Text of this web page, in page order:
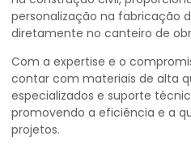
personalização na fabricação
diretamente no canteiro de
Com a expertise e o
contar com materiais de alta
especializados e suporte
promovendo a eficiência e a
projetos.